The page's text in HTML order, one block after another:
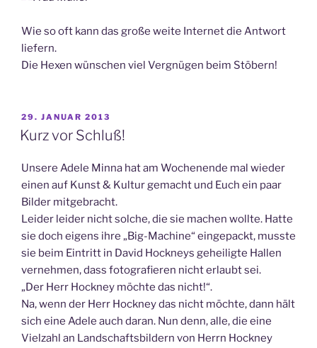
Wie so oft kann das große weite Internet die Antwort
liefern.
Die Hexen wünschen viel Vergnügen beim Stöbern!
VERÖFFENTLICHT
AM
29. JANUAR 2013
Kurz vor Schluß!
Unsere Adele Minna hat am Wochenende mal wieder
einen auf Kunst & Kultur gemacht und Euch ein paar
Bilder mitgebracht.
Leider leider nicht solche, die sie machen wollte. Hatte
sie doch eigens ihre „Big-Machine“ eingepackt, musste
sie beim Eintritt in David Hockneys geheiligte Hallen
vernehmen, dass fotografieren nicht erlaubt sei.
„Der Herr Hockney möchte das nicht!“.
Na, wenn der Herr Hockney das nicht möchte, dann hält
sich eine Adele auch daran. Nun denn, alle, die eine
Vielzahl an Landschaftsbildern von Herrn Hockney